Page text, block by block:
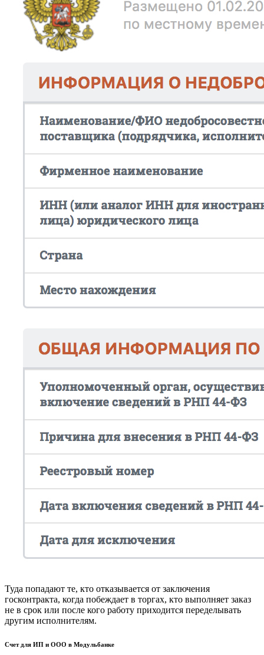
Туда попадают те, кто отказывается от заключения
госконтракта, когда побеждает в торгах, кто выполняет заказ
не в срок или после кого работу приходится переделывать
другим исполнителям.
Счет для ИП и ООО в Модульбанке